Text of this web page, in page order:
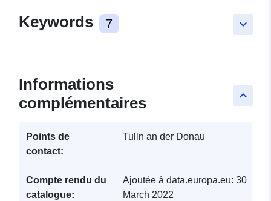
keyboard_arrow_down
Keywords 7
keyboard_arrow_up
Informations
complémentaires
Points de
contact:
Tulln an der Donau
Compte rendu du
catalogue:
Ajoutée à data.europa.eu: 30
March 2022